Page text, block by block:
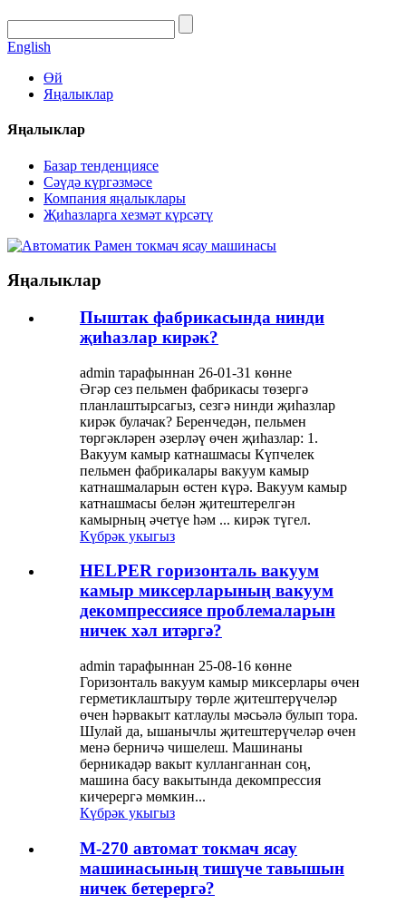
English
Өй
Яңалыклар
Яңалыклар
Базар тенденциясе
Сәүдә күргәзмәсе
Компания яңалыклары
Җиһазларга хезмәт күрсәтү
Яңалыклар
Пыштак фабрикасында нинди
җиһазлар кирәк?
admin тарафыннан 26-01-31 көнне
Әгәр сез пельмен фабрикасы төзергә
планлаштырсагыз, сезгә нинди җиһазлар
кирәк булачак? Беренчедән, пельмен
төргәкләрен әзерләү өчен җиһазлар: 1.
Вакуум камыр катнашмасы Күпчелек
пельмен фабрикалары вакуум камыр
катнашмаларын өстен күрә. Вакуум камыр
катнашмасы белән җитештерелгән
камырның әчетүе һәм ... кирәк түгел.
Күбрәк укыгыз
HELPER горизонталь вакуум
камыр миксерларының вакуум
декомпрессиясе проблемаларын
ничек хәл итәргә?
admin тарафыннан 25-08-16 көнне
Горизонталь вакуум камыр миксерлары өчен
герметиклаштыру төрле җитештерүчеләр
өчен һәрвакыт катлаулы мәсьәлә булып тора.
Шулай да, ышанычлы җитештерүчеләр өчен
менә берничә чишелеш. Машинаны
берникадәр вакыт кулланганнан соң,
машина басу вакытында декомпрессия
кичерергә мөмкин...
Күбрәк укыгыз
M-270 автомат токмач ясау
машинасының тишүче тавышын
ничек бетерергә?